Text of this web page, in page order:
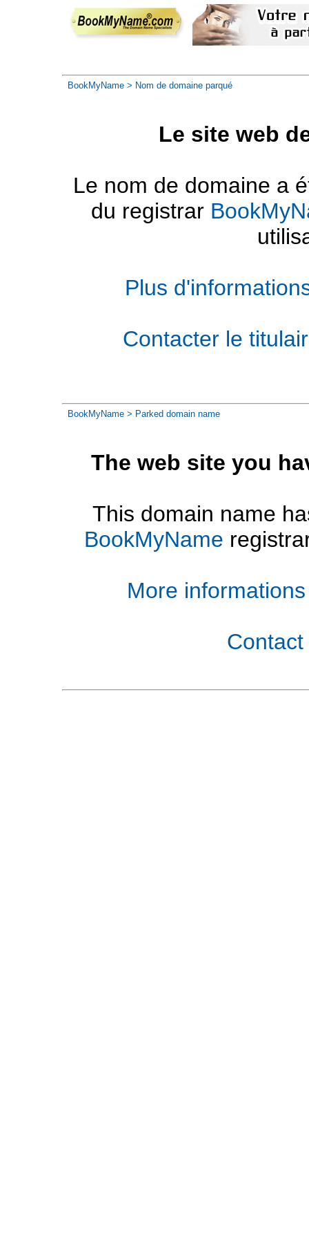
BookMyName > Nom de domaine parqué
Le site web
Le nom de domaine a
du registrar
Plus
Contacter le
BookMyName > Parked domain name
The web site you
This domain name
BookMyName
More